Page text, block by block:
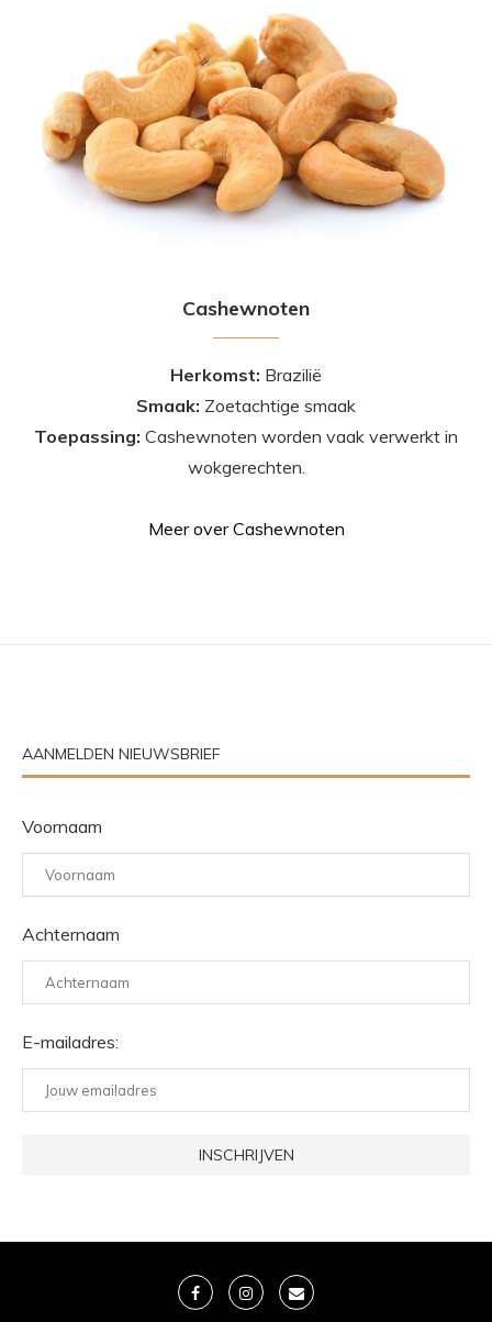
Cashewnoten
Herkomst: Brazilië
Smaak: Zoetachtige smaak
Toepassing: Cashewnoten worden vaak verwerkt in
wokgerechten.
Meer over Cashewnoten
AANMELDEN NIEUWSBRIEF
Voornaam
Achternaam
E-mailadres: